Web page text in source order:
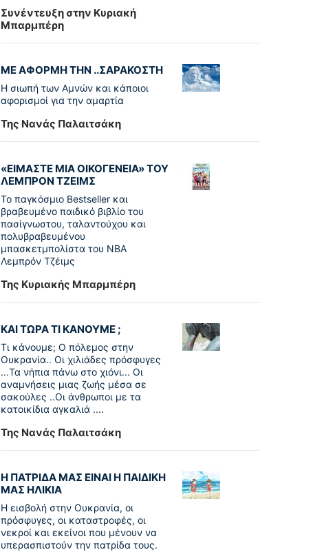
Συνέντευξη στην Κυριακή
Μπαρμπέρη
ΜΕ ΑΦΟΡΜΗ ΤΗΝ ..ΣΑΡΑΚΟΣΤΗ
Η σιωπή των Αμνών και κάποιοι
αφορισμοί για την αμαρτία
Της Νανάς Παλαιτσάκη
«ΕΙΜΑΣΤΕ ΜΙΑ ΟΙΚΟΓΕΝΕΙΑ» ΤΟΥ
ΛΕΜΠΡΟΝ ΤΖΕΙΜΣ
To παγκόσµιο Bestseller και
βραβευµένο παιδικό βιβλίο του
πασίγνωστου, ταλαντούχου και
πολυβραβευµένου
µπασκετµπολίστα του NBA
Λεµπρόν Τζέιμς
Της Κυριακής Μπαρμπέρη
ΚΑΙ ΤΩΡΑ ΤΙ ΚΑΝΟΥΜΕ ;
Τι κάνουμε; Ο πόλεμος στην
Ουκρανία.. Οι χιλιάδες πρόσφυγες
...Τα νήπια πάνω στο χιόνι... Οι
αναμνήσεις μιας ζωής μέσα σε
σακούλες ..Οι άνθρωποι με τα
κατοικίδια αγκαλιά ....
Της Νανάς Παλαιτσάκη
Η ΠΑΤΡΙΔΑ ΜΑΣ ΕΙΝΑΙ Η ΠΑΙΔΙΚΗ
ΜΑΣ ΗΛΙΚΙΑ
Η εισβολή στην Ουκρανία, οι
πρόσφυγες, οι καταστροφές, οι
νεκροί και εκείνοι που μένουν να
υπερασπιστούν την πατρίδα τους.